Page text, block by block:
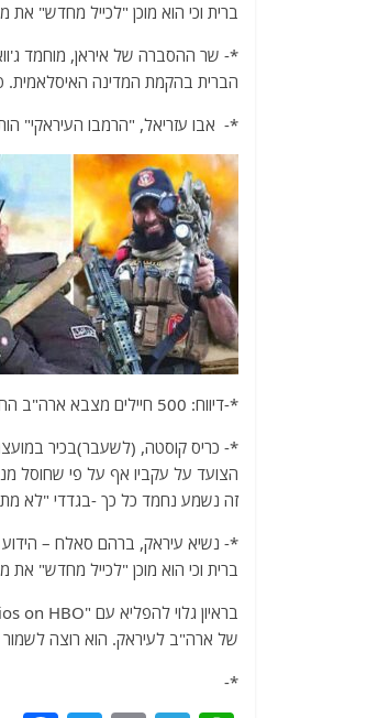
ברית וכי הוא מוכן "לכייל מחדש" את
*- שר ההסברה של איראן, מוחמד
הברית בהקמת המדינה האיסלאמית.
*- אבו עזריאל, "הרמבו העיראקי"
*-דיווח: 500 חיילים מצבא ארה"ב החלו לשוב לבסיסים אותם נטשו בעקבות תחילת המבצע של טורקיה בצפון סוריה.
*- כריס קוסטה, (לשעבר)בכיר
הצועד על עקביו אף על פי שחוסל
זה נשמע נחמד כל כך -בגדדי "לא
*- נשיא עיראק, ברהם סאלח –
ברית וכי הוא מוכן "לכייל מחדש" את
של ארה"ב לעיראק. הוא רוצה
*-